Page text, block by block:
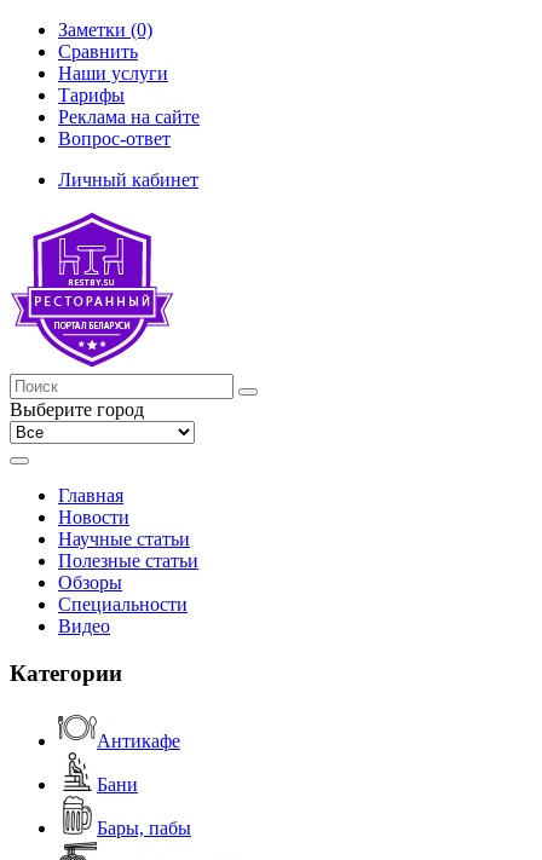
Заметки (0)
Сравнить
Наши услуги
Тарифы
Реклама на сайте
Вопрос-ответ
Личный кабинет
Выберите город
Главная
Новости
Научные статьи
Полезные статьи
Обзоры
Специальности
Видео
Категории
Антикафе
Бани
Бары, пабы